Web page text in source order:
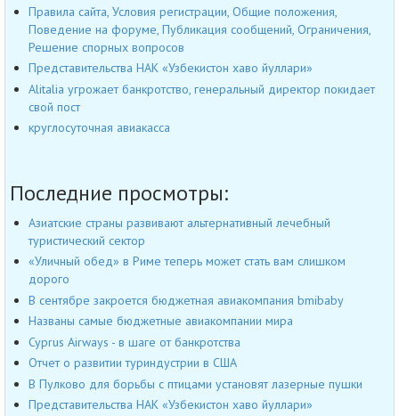
Правила сайта, Условия регистрации, Общие положения,
Поведение на форуме, Публикация сообщений, Ограничения,
Решение спорных вопросов
Представительства НАК «Узбекистон хаво йуллари»
Alitalia угрожает банкротство, генеральный директор покидает
свой пост
круглосуточная авиакасса
Последние просмотры:
Азиатские страны развивают альтернативный лечебный
туристический сектор
«Уличный обед» в Риме теперь может стать вам слишком
дорого
В сентябре закроется бюджетная авиакомпания bmibaby
Названы самые бюджетные авиакомпании мира
Cyprus Airways - в шаге от банкротства
Отчет о развитии туриндустрии в США
В Пулково для борьбы с птицами установят лазерные пушки
Представительства НАК «Узбекистон хаво йуллари»